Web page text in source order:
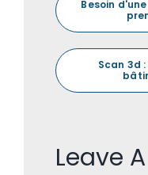
Besoin
Scan 3d
Leave